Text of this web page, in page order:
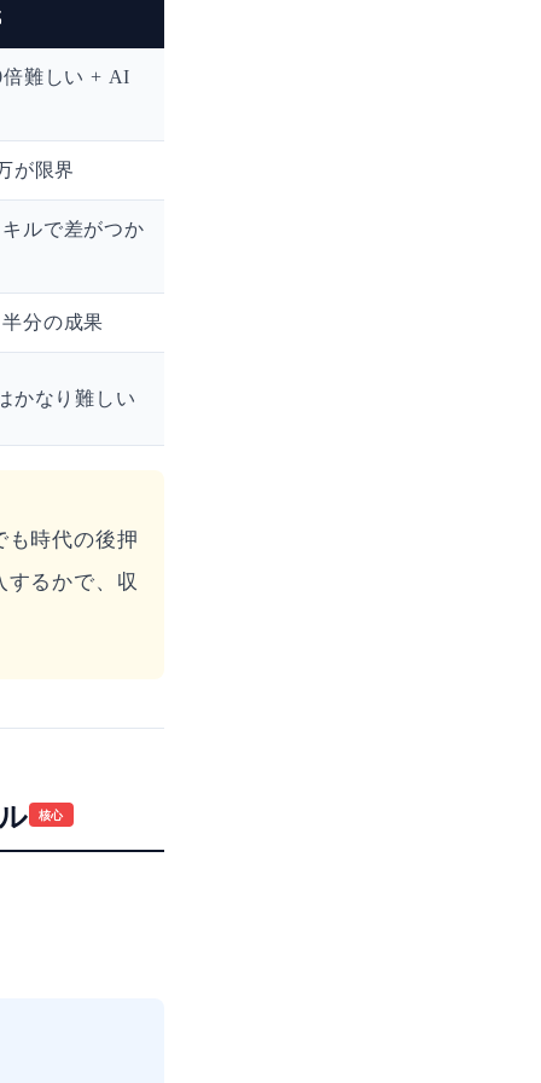
難しい + AI
が限界
ルで差がつか
分の成果
かなり難しい
も時代の後押
するかで、収
核心